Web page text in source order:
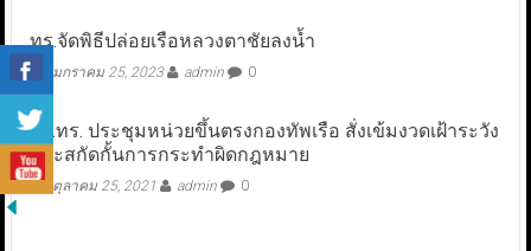
ทร.จัดพิธีปล่อยเรือหลวงตาชัยลงน้ำ
มกราคม 25, 2023 admin 0
ผบ.ทร. ประชุมหน่วยขึ้นตรงกองทัพเรือ สั่งเข้มงวดเฝ้าระวัง
และสกัดกั้นการกระทำผิดกฎหมาย
ตุลาคม 25, 2021 admin 0